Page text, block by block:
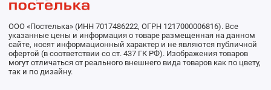
ООО «Постелька» (ИНН 7017486222, ОГРН 1217000006816). Все
указанные цены и информация о товаре размещенная на данном
сайте, носят информационный характер и не являются публичной
офертой (в соответствии со ст. 437 ГК РФ). Изображения товаров
могут отличаться от реального внешнего вида товаров как по цвету,
так и по дизайну.